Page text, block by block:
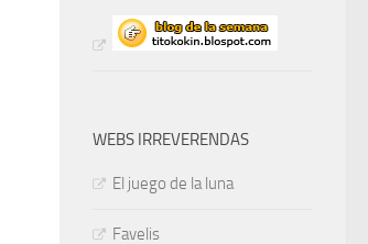
WEBS IRREVERENDAS
El juego de la luna
Favelis